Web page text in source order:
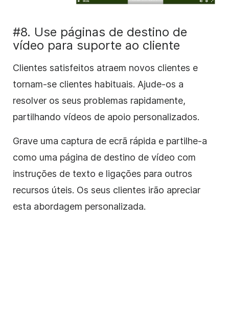
#8. Use páginas de destino de
vídeo para suporte ao cliente
Clientes satisfeitos atraem novos clientes e
tornam-se clientes habituais. Ajude-os a
resolver os seus problemas rapidamente,
partilhando vídeos de apoio personalizados.
Grave uma captura de ecrã rápida e partilhe-a
como uma página de destino de vídeo com
instruções de texto e ligações para outros
recursos úteis. Os seus clientes irão apreciar
esta abordagem personalizada.